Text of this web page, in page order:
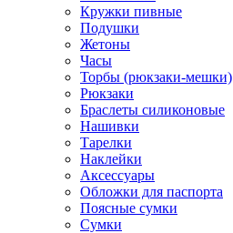
Кружки пивные
Подушки
Жетоны
Часы
Торбы (рюкзаки-мешки)
Рюкзаки
Браслеты силиконовые
Нашивки
Тарелки
Наклейки
Аксессуары
Обложки для паспорта
Поясные сумки
Сумки